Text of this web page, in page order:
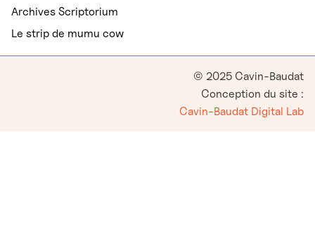
Archives Scriptorium
Le strip de mumu cow
© 2025 Cavin-Baudat
Conception du site :
Cavin-Baudat Digital Lab